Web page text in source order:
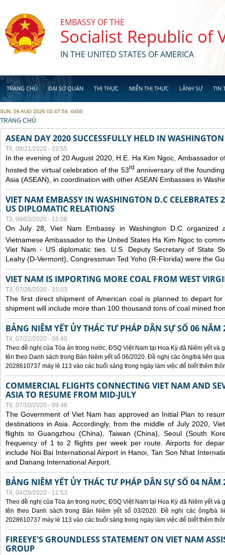
EMBASSY OF THE
Socialist Republic of
IN THE UNITED STATES OF AMERICA
TRANG CHỦ ĐẠI SỨ QUÁN THỊ THỰC MIỄN THỊ THỰC LÃNH SỰ TIN
SUN, 09 AUG 2026 02:47:54 -0400
YOU ARE HERE
TRANG CHỦ
ASEAN DAY 2020 SUCCESSFULLY HELD IN
T6, 08/21/2020 - 23:55
In the evening of 20 August 2020, H.E. Ha Kim Ngoc, Ambassador
hosted the virtual celebration of the 53rd anniversary of the
Asia (ASEAN), in coordination with other ASEAN Embassies in
VIET NAM EMBASSY IN WASHINGTON D.C CELEBRATES
US DIPLOMATIC RELATIONS
T2, 08/03/2020 - 12:08
On July 28, Viet Nam Embassy in Washington D.C organized
Vietnamese Ambassador to the United States Ha Kim Ngoc to
Viet Nam - US diplomatic ties. U.S. Deputy Secretary of State
Leahy (D-Vermont), Congressman Ted Yoho (R-Florida) were the
VIET NAM IS IMPORTING MORE COAL FROM WEST
T3, 07/28/2020 - 15:03
The first direct shipment of American coal is planned to depart
shipment will include more than 100 thousand tons of coal mined
BẢNG NIÊM YẾT ỦY THÁC TƯ PHÁP DÂN SỰ SỐ 06 NĂM
T4, 07/22/2020 - 08:40
Theo đề nghị của Tòa án trong nước, ĐSQ Việt Nam tại Hoa Kỳ đã Niêm yết và
tên theo Danh sách trong Bản Niêm yết số 06/2020. Đề nghị các ông/bà liên
2028610737 máy lẻ 113 vào các buổi sáng trong ngày làm việc để biết thêm
COMMERCIAL FLIGHTS CONNECTING VIET NAM AND
ASIA TO RESUME FROM MID-JULY
T6, 07/10/2020 - 09:49
The Government of Viet Nam has approved an Initial Plan to
destinations in Asia. Accordingly, from the middle of July 2020,
flights to Guangzhou (China), Taiwan (China), Seoul (South
frequency of 1 to 2 flights per week per route. Airports for
include Noi Bai International Airport in Hanoi, Tan Son Nhat
and Danang International Airport.
BẢNG NIÊM YẾT ỦY THÁC TƯ PHÁP DÂN SỰ SỐ 04 NĂM
T4, 04/29/2020 - 12:53
Theo đề nghị của Tòa án trong nước, ĐSQ Việt Nam tại Hoa Kỳ đã Niêm yết
tên theo Danh sách trong Bản Niêm yết số 03/2020. Đề nghị các ông/bà
2028610737 máy lẻ 113 vào các buổi sáng trong ngày làm việc để biết thêm
FIREEYE'S GROUNDLESS STATEMENT ON VIET NAM
GROUP